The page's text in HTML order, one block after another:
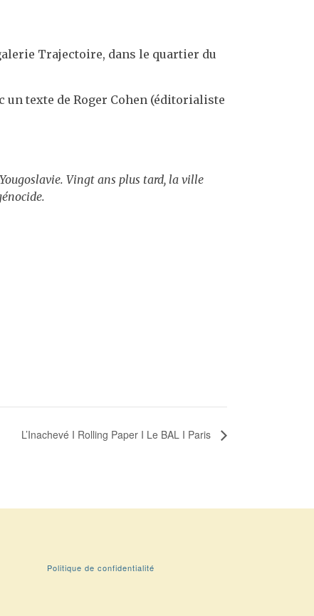
Trajectoire, dans le quartier du
un texte de Roger Cohen (éditorialiste
Vingt ans plus tard, la ville
L’Inachevé I Rolling Paper I Le BAL I Paris
Politique de confidentialité